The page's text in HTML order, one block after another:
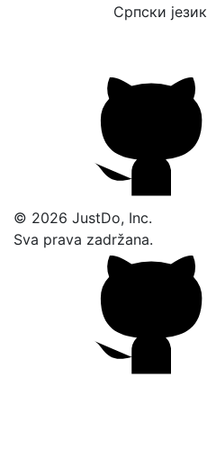
Српски језик
© 2026 JustDo, Inc.
Sva prava zadržana.